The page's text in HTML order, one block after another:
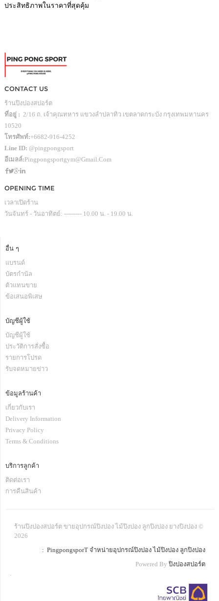
ประสิทธิภาพในราคาที่สุดคุ้ม
CONTACT US
ร้านปิงปองสปอร์ต
ที่อยู่ : 2/16 ถ. เจ้าคุณทหาร แขวงลำปลาทิว เขตลาดกระบัง กรุงเทพมหานคร
10520
โทรศัพท์:+6682-916-4252
Line ID: @pingpongsport
อีเมลล์:Pingpongsportgym@gmail.com
OPENING TIME
เวลาเปิดร้าน
วันจันทร์ - วันอาทิตย์: --------- 10.00 น. - 19.00 น.
อื่น ๆ
แบรนด์
บัตรกำนัล
ตัวแทนขาย
ข้อเสนอพิเสษ
บัญชีผู้ใช้
บัญชีผู้ใช้
ประวัติการสั่งซื้อ
รายการโปรด
รับจดหมายข่าว
ข้อมูลร้านค้า
เกี่ยวกับเรา
Delivery Information
Privacy Policy
Terms & Conditions
บริการลูกค้า
ติดต่อเรา
การคืนสินค้า
ร้านปิงปองสปอร์ต ขายอุปกรณ์ปิงปอง ไม้ปิงปอง ลูกปิงปอง ยางปิงปอง ©
2026
: PingpongsporT จำหน่ายอุปกรณ์ปิงปอง ไม้ปิงปอง ลูกปิงปอง
Powered By ปิงปองสปอร์ต